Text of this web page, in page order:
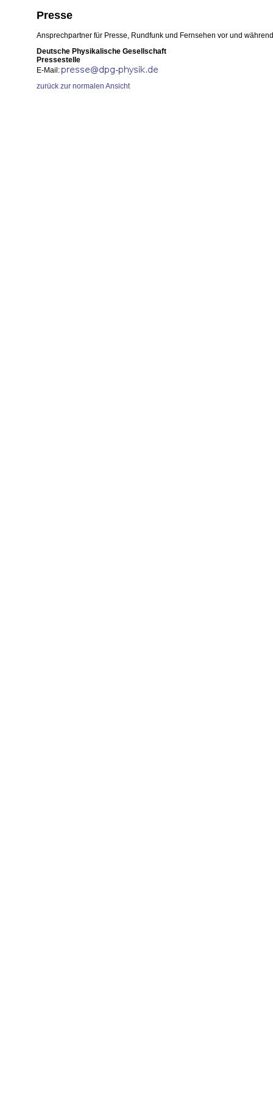
Presse
Ansprechpartner für Presse, Rundfunk und Fernsehen vor und
Deutsche Physikalische Gesellschaft
Pressestelle
E-Mail:
zurück zur normalen Ansicht